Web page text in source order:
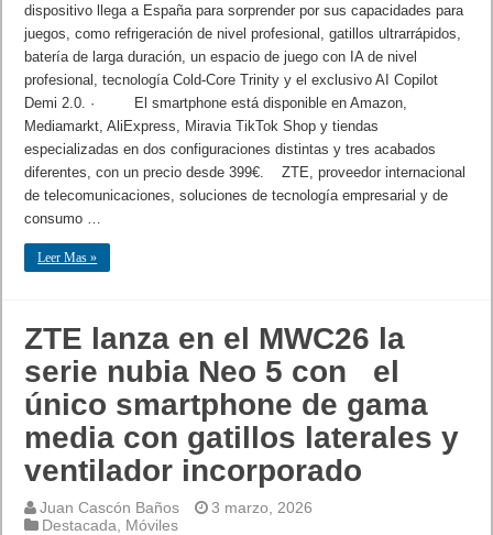
dispositivo llega a España para sorprender por sus capacidades para
juegos, como refrigeración de nivel profesional, gatillos ultrarrápidos,
batería de larga duración, un espacio de juego con IA de nivel
profesional, tecnología Cold-Core Trinity y el exclusivo AI Copilot
Demi 2.0. · El smartphone está disponible en Amazon,
Mediamarkt, AliExpress, Miravia TikTok Shop y tiendas
especializadas en dos configuraciones distintas y tres acabados
diferentes, con un precio desde 399€. ZTE, proveedor internacional
de telecomunicaciones, soluciones de tecnología empresarial y de
consumo …
Leer Mas »
ZTE lanza en el MWC26 la
serie nubia Neo 5 con el
único smartphone de gama
media con gatillos laterales y
ventilador incorporado
Juan Cascón Baños
3 marzo, 2026
Destacada
Móviles